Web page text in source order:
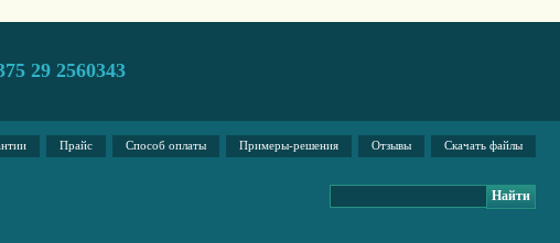
29 2560343
Прайс Способ оплаты Примеры-решения Отзывы Скачать файлы